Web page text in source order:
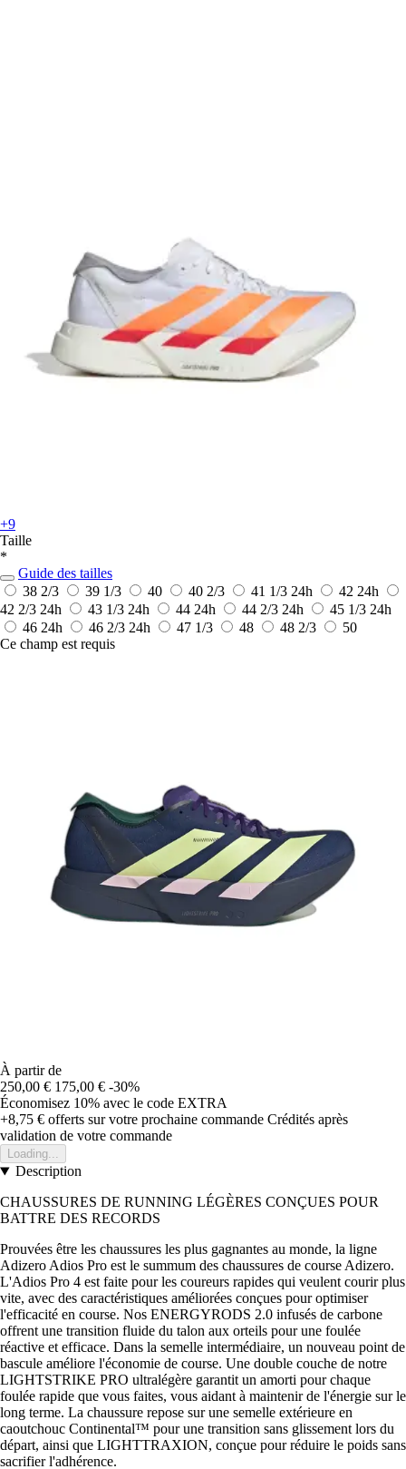
+9
Taille
*
Guide des tailles
38 2/3
39 1/3 40 40 2/3 41 1/3 24h 42 24h
42 2/3 24h 43 1/3 24h 44 24h 44 2/3 24h 45 1/3 24h
46 24h 46 2/3 24h 47 1/3 48 48 2/3
50
Ce champ est requis
À partir de
250,00 € 175,00 € -30%
Économisez 10% avec le code EXTRA
+8,75 € offerts sur votre prochaine commande Crédités après
validation de votre commande
Loading...
Description
CHAUSSURES DE RUNNING LÉGÈRES CONÇUES POUR
BATTRE DES RECORDS
Prouvées être les chaussures les plus gagnantes au monde, la ligne
Adizero Adios Pro est le summum des chaussures de course Adizero.
L'Adios Pro 4 est faite pour les coureurs rapides qui veulent courir plus
vite, avec des caractéristiques améliorées conçues pour optimiser
l'efficacité en course. Nos ENERGYRODS 2.0 infusés de carbone
offrent une transition fluide du talon aux orteils pour une foulée
réactive et efficace. Dans la semelle intermédiaire, un nouveau point de
bascule améliore l'économie de course. Une double couche de notre
LIGHTSTRIKE PRO ultralégère garantit un amorti pour chaque
foulée rapide que vous faites, vous aidant à maintenir de l'énergie sur le
long terme. La chaussure repose sur une semelle extérieure en
caoutchouc Continental™ pour une transition sans glissement lors du
départ, ainsi que LIGHTTRAXION, conçue pour réduire le poids sans
sacrifier l'adhérence.